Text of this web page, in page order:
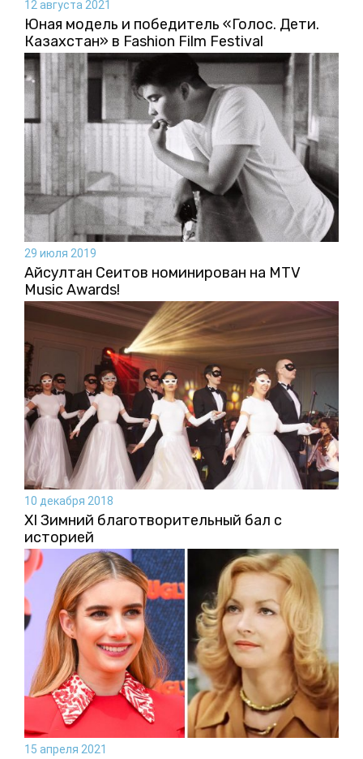
12 августа 2021
Юная модель и победитель «Голос. Дети.
Казахстан» в Fashion Film Festival
29 июля 2019
Айсултан Сеитов номинирован на MTV
Music Awards!
10 декабря 2018
XI Зимний благотворительный бал с
историей
15 апреля 2021